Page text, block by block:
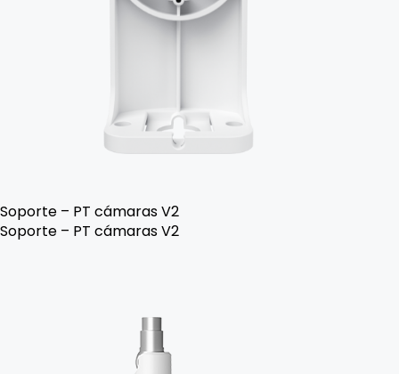
Soporte – PT cámaras V2
Soporte – PT cámaras V2